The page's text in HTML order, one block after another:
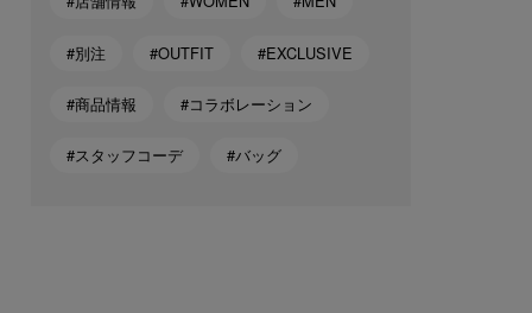
#別注 #OUTFIT #EXCLUSIVE
#商品情報 #コラボレーション
#スタッフコーデ #バッグ